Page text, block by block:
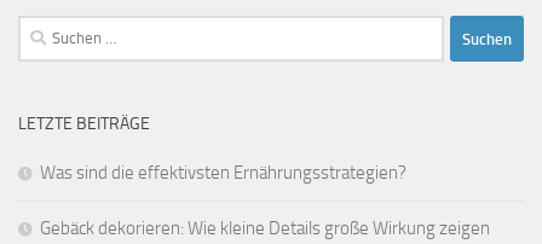
Suchen
nach:
LETZTE BEITRÄGE
Was sind die effektivsten Ernährungsstrategien?
Gebäck dekorieren: Wie kleine Details große Wirkung zeigen